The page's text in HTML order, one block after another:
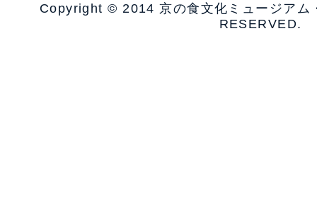
Copyright © 2014 京の食文化ミュージア
RESERVED.